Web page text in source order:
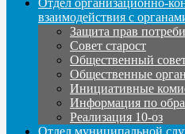
взаимодействия с
Защита прав
Совет старост
Общественный
Общественные
Инициативные
Информация по
Реализация 10-оз
Отдел муниципальной